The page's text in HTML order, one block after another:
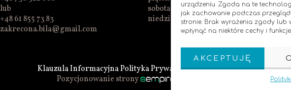
urządzeniu. Zgoda na te
jak zachowanie podczas
stronie. Brak wyrażenia zgody lub
wpłynąć na niektóre cechy i
AKCEPTUJĘ
lub
+48 61 855 73 83
zakrecona.bila@gmail.com
sobota 14:00–02:00
niedziela 14:00–00:00
Klauzula InformacyjnaPolityka Prywatnosci
Pozycjonowanie strony